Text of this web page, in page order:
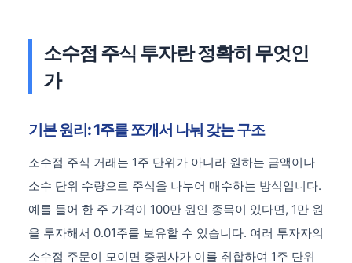
소수점 주식 투자란 정확히 무엇인
가
기본 원리: 1주를 쪼개서 나눠 갖는 구조
소수점 주식 거래는 1주 단위가 아니라 원하는 금액이나
소수 단위 수량으로 주식을 나누어 매수하는 방식입니다.
예를 들어 한 주 가격이 100만 원인 종목이 있다면, 1만 원
을 투자해서 0.01주를 보유할 수 있습니다. 여러 투자자의
소수점 주문이 모이면 증권사가 이를 취합하여 1주 단위